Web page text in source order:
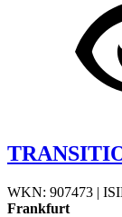
WKN: 907473 |
Frankfurt